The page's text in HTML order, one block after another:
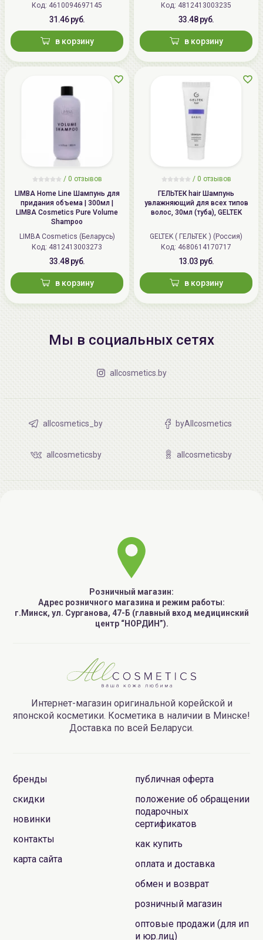
Код: 4610094697145
31.46 руб.
в корзину
Код: 4812413003235
33.48 руб.
в корзину
/ 0 отзывов
LIMBA Home Line Шампунь для
придания объема | 300мл |
LIMBA Cosmetics Pure Volume
Shampoo
LIMBA Cosmetics (Беларусь)
Код: 4812413003273
33.48 руб.
в корзину
/ 0 отзывов
ГЕЛЬТЕК hair Шампунь
увлажняющий для всех типов
волос, 30мл (туба), GELTEK
GELTEK ( ГЕЛЬТЕК ) (Россия)
Код: 4680614170717
13.03 руб.
в корзину
Мы в социальных сетях
allcosmetics.by
allcosmetics_by byAllcosmetics
allcosmeticsby allcosmeticsby
Розничный магазин:
Адрес розничного магазина и режим работы:
г.Минск, ул. Сурганова, 47-Б (главный вход медицинский
центр “НОРДИН”).
Интернет-магазин оригинальной корейской и
японской косметики. Косметика в наличии в Минске!
Доставка по всей Беларуси.
бренды
скидки
новинки
контакты
карта сайта
публичная оферта
положение об обращении
подарочных
сертификатов
как купить
оплата и доставка
обмен и возврат
розничный магазин
оптовые продажи (для ип
и юр.лиц)